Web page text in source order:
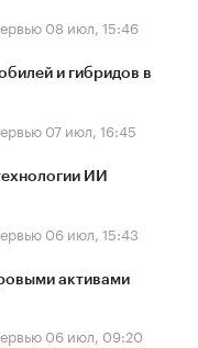
08 июл, 15:46
и гибридов в
07 июл, 16:45
ИИ
06 июл, 15:43
активами
06 июл, 09:20